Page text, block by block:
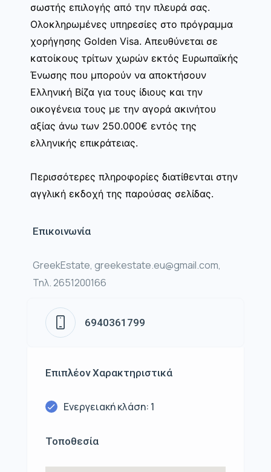
σωστής επιλογής από την πλευρά σας.
Ολοκληρωμένες υπηρεσίες στο πρόγραμμα
χορήγησης Golden Visa. Απευθύνεται σε
κατοίκους τρίτων χωρών εκτός Ευρωπαϊκής
Ένωσης που μπορούν να αποκτήσουν
Ελληνική Βίζα για τους ίδιους και την
οικογένεια τους με την αγορά ακινήτου
αξίας άνω των 250.000€ εντός της
ελληνικής επικράτειας.
Περισσότερες πληροφορίες διατίθενται στην
αγγλική εκδοχή της παρούσας σελίδας.
Επικοινωνία
GreekEstate, greekestate.eu@gmail.com,
Τηλ. 2651200166
6940361799
Επιπλέον Χαρακτηριστικά
Ενεργειακή κλάση: 1
Τοποθεσία